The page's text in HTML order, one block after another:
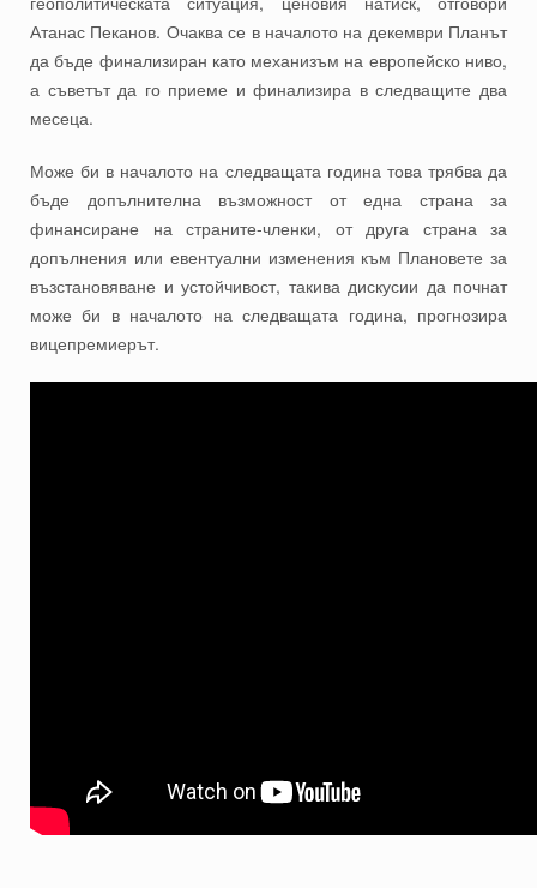
Атанас Пеканов. Очаква се в началото на декември Планът
да бъде финализиран като механизъм на европейско ниво,
а съветът да го приеме и финализира в следващите два
месеца.
Може би в началото на следващата година това трябва да
бъде допълнителна възможност от една страна за
финансиране на страните-членки, от друга страна за
допълнения или евентуални изменения към Плановете за
възстановяване и устойчивост, такива дискусии да почнат
може би в началото на следващата година, прогнозира
вицепремиерът.